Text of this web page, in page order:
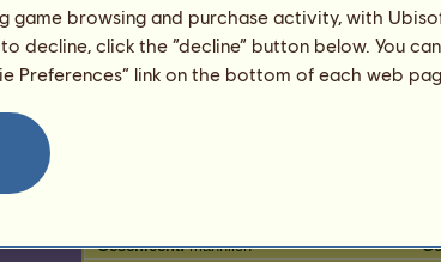
Dressur
Galopp
Geschlecht:männlich
game browsing and purchase activity, with
decline, click the “decline” button below. You
Preferences” link on the bottom of each web